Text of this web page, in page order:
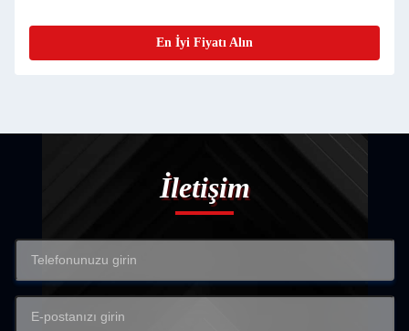
En İyi Fiyatı Alın
İletişim